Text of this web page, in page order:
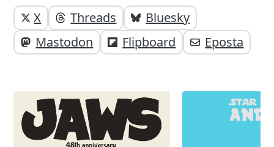
Yazı
altı
elemanları
Yazıyı
paylaşabilirsiniz;
X Threads
Bluesky
Mastodon
Flipboard Eposta